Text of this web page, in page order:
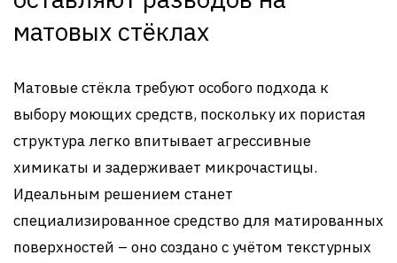
матовых стёклах
Матовые стёкла требуют особого подхода к
выбору моющих средств, поскольку их пористая
структура легко впитывает агрессивные
химикаты и задерживает микрочастицы.
Идеальным решением станет
специализированное средство для матированных
поверхностей – оно создано с учётом текстурных